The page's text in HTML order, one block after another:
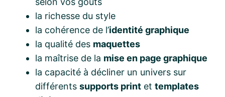
la richesse du style
la cohérence de l’identité graphique
la qualité des maquettes
la maîtrise de la mise en page graphique
la capacité à décliner un univers sur
différentssupports print ettemplates